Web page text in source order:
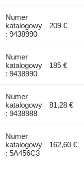
Numer
katalogowy
: 9438990
209 €
Numer
katalogowy
: 9438990
185 €
Numer
katalogowy
: 9438988
81,28 €
Numer
katalogowy
: 5A456C3
162,60 €